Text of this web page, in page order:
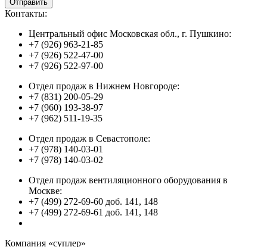
Контакты:
Центральный офис Московская обл., г. Пушкино:
+7 (926) 963-21-85
+7 (926) 522-47-00
+7 (926) 522-97-00
Отдел продаж в Нижнем Новгороде:
+7 (831) 200-05-29
+7 (960) 193-38-97
+7 (962) 511-19-35
Отдел продаж в Севастополе:
+7 (978) 140-03-01
+7 (978) 140-03-02
Отдел продаж вентиляционного оборудования в
Москве:
+7 (499) 272-69-60 доб. 141, 148
+7 (499) 272-69-61 доб. 141, 148
Компания «суплер»